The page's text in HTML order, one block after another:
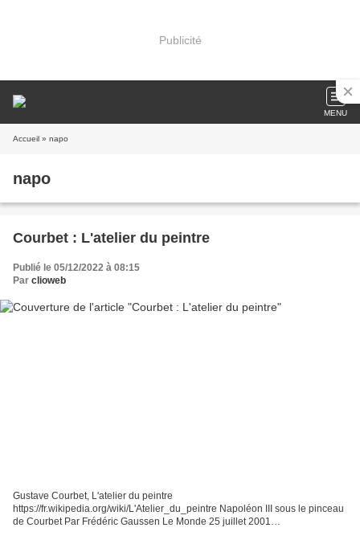
Publicité
MENU
Accueil » napo
napo
Courbet : L'atelier du peintre
Publié le 05/12/2022 à 08:15
Par clioweb
Gustave Courbet, L'atelier du peintre
https://fr.wikipedia.org/wiki/L'Atelier_du_peintre Napoléon III sous le pinceau
de Courbet Par Frédéric Gaussen Le Monde 25 juillet 2001